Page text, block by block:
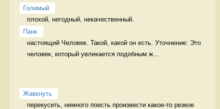
Голимый
плохой, негодный, некачественный.
Панк
настоящий Человек. Такой, какой он есть. Уточнение: Это
человек, который увлекается подобным ж...
Жавкнуть
перекусить, немного поесть произвести какое-то резкое